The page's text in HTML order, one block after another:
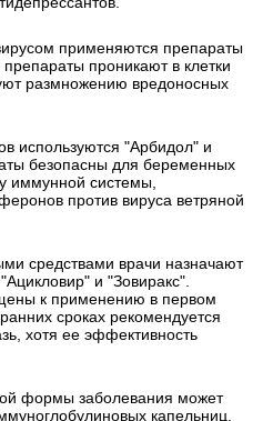
применяются препараты
проникают в клетки
размножению вредоносных
используются "Арбидол" и
безопасны для беременных
иммунной системы,
против вируса ветряной
средствами врачи назначают
и "Зовиракс".
к применению в первом
сроках рекомендуется
хотя ее эффективность
формы заболевания может
капельниц.